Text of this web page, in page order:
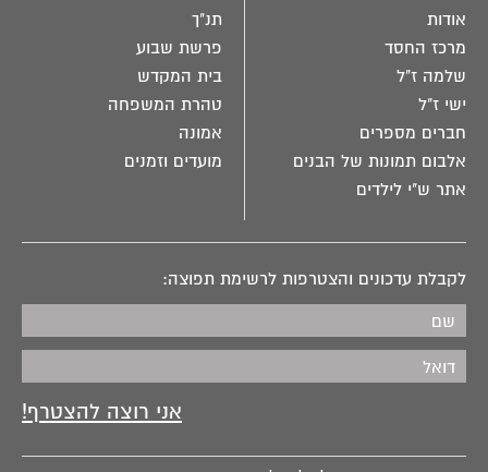
אודות
מרכז החסד
שלמה ז"ל
ישי ז"ל
חברים מספרים
אלבום תמונות של הבנים
אתר ש"י לילדים
תנ"ך
פרשת שבוע
בית המקדש
טהרת המשפחה
אמונה
מועדים וזמנים
לקבלת עדכונים והצטרפות לרשימת תפוצה: